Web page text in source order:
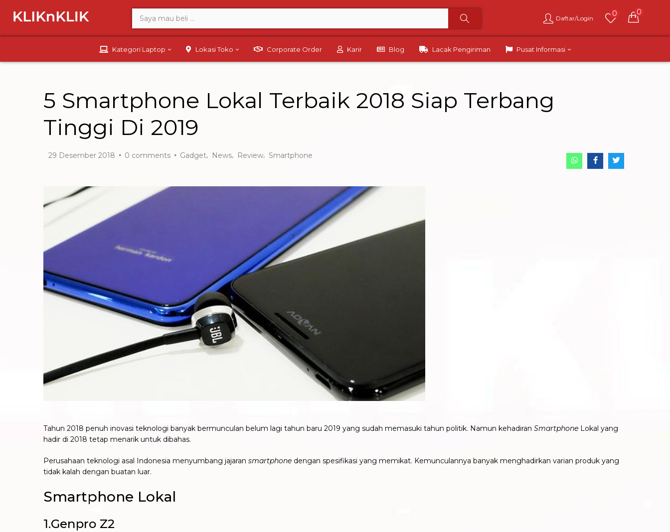
Daftar/Login
0 0
Kategori Laptop Lokasi Toko Corporate Order Karir Blog Lacak Pengiriman Pusat Informasi
5 Smartphone Lokal Terbaik 2018 Siap Terbang
Tinggi Di 2019
29 Desember 2018 0 comments Gadget, News, Review, Smartphone
Tahun 2018 penuh inovasi teknologi banyak bermunculan belum lagi tahun baru 2019 yang sudah memasuki tahun politik. Namun kehadiran Smartphone Lokal yang
hadir di 2018 tetap menarik untuk dibahas.
Perusahaan teknologi asal Indonesia menyumbang jajaran smartphone dengan spesifikasi yang memikat. Kemunculannya banyak menghadirkan varian produk yang
tidak kalah dengan buatan luar.
Smartphone Lokal
1.Genpro Z2